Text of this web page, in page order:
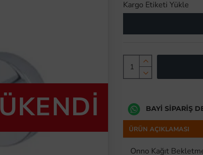
Kargo Etiketi Yükle
BAYI SIPARIŞ
ÜRÜN AÇIKLAMASI
Onno Kağıt